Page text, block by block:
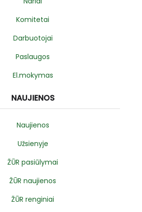
Komitetai
Darbuotojai
Paslaugos
El.mokymas
NAUJIENOS
Naujienos
Užsienyje
ŽŪR pasiūlymai
ŽŪR naujienos
ŽŪR renginiai